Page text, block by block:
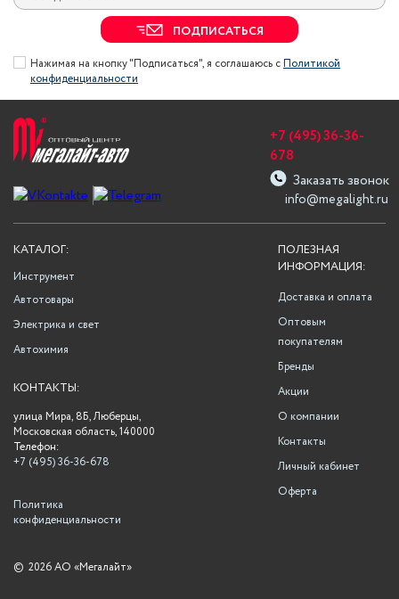
ПОДПИСАТЬСЯ
Нажимая на кнопку "Подписаться", я соглашаюсь сПолитикой
конфиденциальности
info@megalight.ru
+7 (495) 36-36-
678
Заказать звонок
ПОЛЕЗНАЯ
ИНФОРМАЦИЯ:
Доставка и оплата
Оптовым
покупателям
Бренды
Акции
О компании
Контакты
Личный кабинет
Оферта
КАТАЛОГ:
Инструмент
Автотовары
Электрика и свет
Автохимия
КОНТАКТЫ:
улица Мира, 8Б, Люберцы,
Московская область, 140000
Телефон:
+7 (495) 36-36-678
Политика
конфиденциальности
© 2026 АО «Мегалайт»